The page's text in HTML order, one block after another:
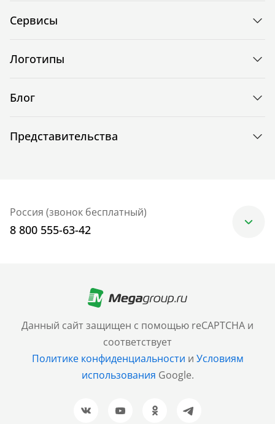
Данный сайт защищен с помощью reCAPTCHA и
соответствует
Политике конфиденциальности и Условиям
использования Google.
Сервисы
Логотипы
Блог
Представительства
Россия (звонок бесплатный)
8 800 555-63-42
+7 (499) 705-30-10
Санкт-Петербург
+7 (812) 600-77-33
Барнаул
+7 (961) 999-93-93
Новосибирск